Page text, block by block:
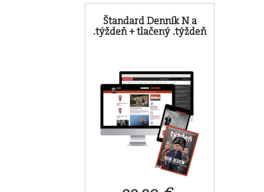
Štandard Denník N a
.týždeň + tlačený .týždeň